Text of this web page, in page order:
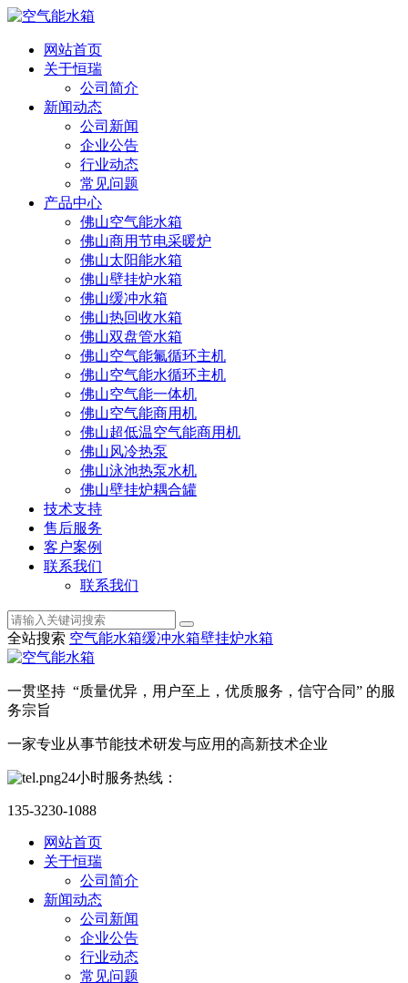
网站首页
关于恒瑞
公司简介
新闻动态
公司新闻
企业公告
行业动态
常见问题
产品中心
佛山空气能水箱
佛山商用节电采暖炉
佛山太阳能水箱
佛山壁挂炉水箱
佛山缓冲水箱
佛山热回收水箱
佛山双盘管水箱
佛山空气能氟循环主机
佛山空气能水循环主机
佛山空气能一体机
佛山空气能商用机
佛山超低温空气能商用机
佛山风冷热泵
佛山泳池热泵水机
佛山壁挂炉耦合罐
技术支持
售后服务
客户案例
联系我们
联系我们
全站搜索 空气能水箱缓冲水箱壁挂炉水箱
一贯坚持 “质量优异，用户至上，优质服务，信守合同” 的服
务宗旨
一家专业从事节能技术研发与应用的高新技术企业
24小时服务热线：
135-3230-1088
网站首页
关于恒瑞
公司简介
新闻动态
公司新闻
企业公告
行业动态
常见问题